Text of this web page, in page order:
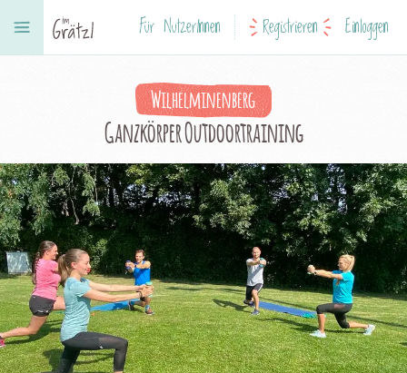
Für NutzerInnen Registrieren Einloggen
Wilhelminenberg
Ganzkörper Outdoortraining